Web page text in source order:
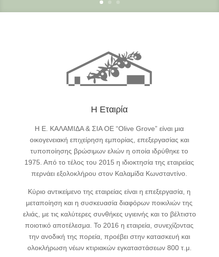
Η Εταιρία
Η Ε. ΚΑΛΑΜΙΔΑ & ΣΙΑ ΟΕ “Olive Grove” είναι μια
οικογενειακή επιχείρηση εμπορίας, επεξεργασίας και
τυποποίησης βρώσιμων ελιών η οποία ιδρύθηκε το
1975. Από το τέλος του 2015 η ιδιοκτησία της εταιρείας
περνάει εξολοκλήρου στον Καλαμίδα Κωνσταντίνο.
Κύριο αντικείμενο της εταιρείας είναι η επεξεργασία, η
μεταποίηση και η συσκευασία διαφόρων ποικιλιών της
ελιάς, με τις καλύτερες συνθήκες υγιεινής και το βέλτιστο
ποιοτικό αποτέλεσμα. Το 2016 η εταιρεία, συνεχίζοντας
την ανοδική της πορεία, προέβει στην κατασκευή και
ολοκλήρωση νέων κτιριακών εγκαταστάσεων 800 τ.μ.